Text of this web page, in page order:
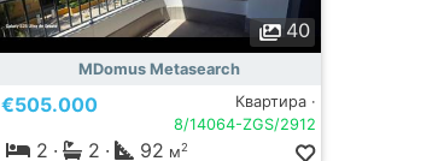
40
MDomus Metasearch
€505.000
Квартира ·
8/14064-ZGS/2912
2 · 2 · 92 м2